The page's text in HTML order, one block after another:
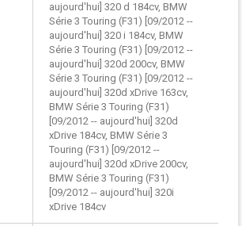
aujourd'hui] 320 d 184cv, BMW
Série 3 Touring (F31) [09/2012 --
aujourd'hui] 320 i 184cv, BMW
Série 3 Touring (F31) [09/2012 --
aujourd'hui] 320d 200cv, BMW
Série 3 Touring (F31) [09/2012 --
aujourd'hui] 320d xDrive 163cv,
BMW Série 3 Touring (F31)
[09/2012 -- aujourd'hui] 320d
xDrive 184cv, BMW Série 3
Touring (F31) [09/2012 --
aujourd'hui] 320d xDrive 200cv,
BMW Série 3 Touring (F31)
[09/2012 -- aujourd'hui] 320i
xDrive 184cv